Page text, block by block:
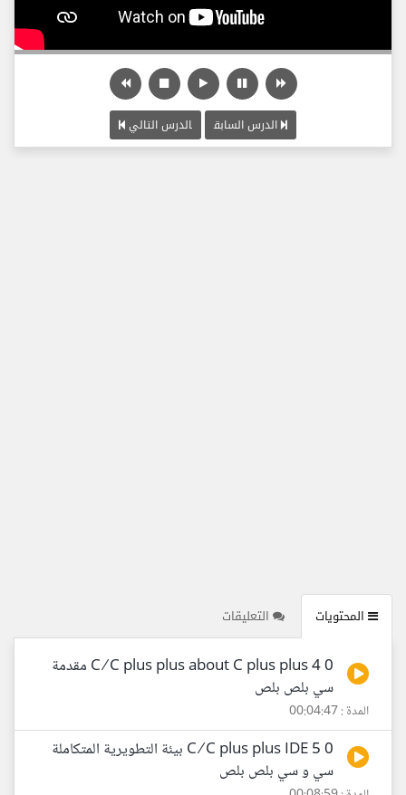
الدرس السابق الدرس التالي
المحتويات التعليقات
0 4 C ⁄ C plus plus about C plus plus مقدمة
سي بلص بلص
المدة : 00:04:47
0 5 C ⁄ C plus plus IDE بيئة التطويرية المتكاملة
سي و سي بلص بلص